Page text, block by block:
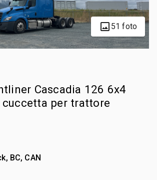
51 foto
Cascadia 126 6x4
cuccetta per trattore
BC, CAN